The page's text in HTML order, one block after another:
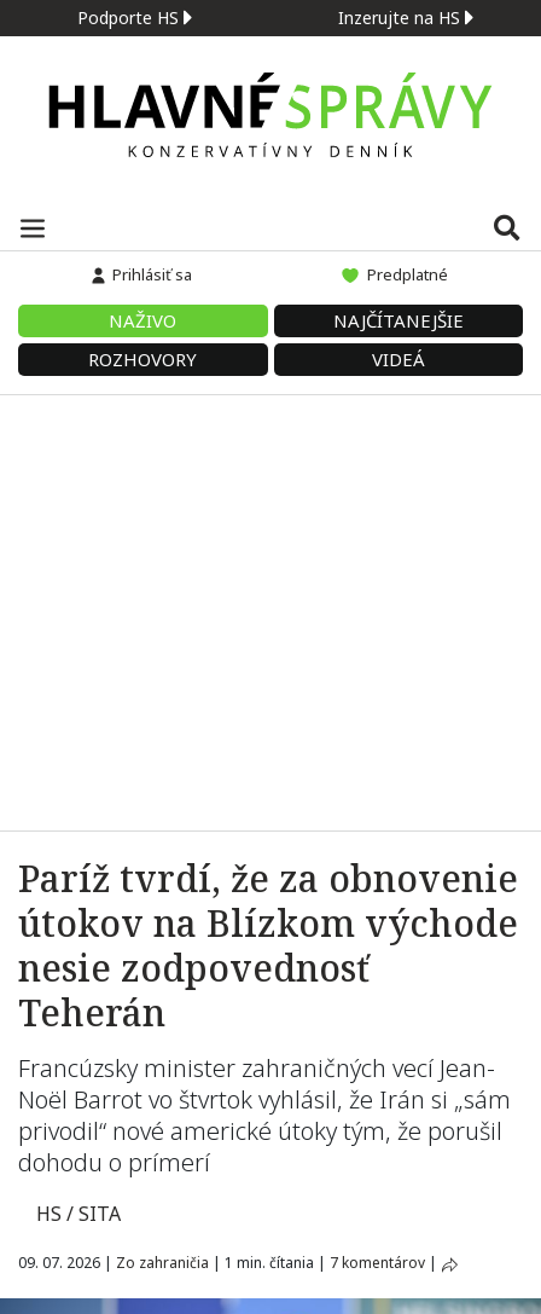
Podporte HS Inzerujte na HS
Prihlásiť sa Predplatné
NAŽIVO
NAJČÍTANEJŠIE
ROZHOVORY
VIDEÁ
Paríž tvrdí, že za obnovenie
útokov na Blízkom východe
nesie zodpovednosť
Teherán
Francúzsky minister zahraničných vecí Jean-
Noël Barrot vo štvrtok vyhlásil, že Irán si „sám
privodil“ nové americké útoky tým, že porušil
dohodu o prímerí
HS / SITA
09. 07. 2026 | Zo zahraničia | 1 min. čítania | 7 komentárov |